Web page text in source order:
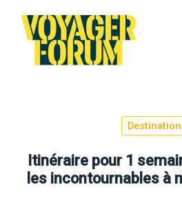
contenu
Destination
Itinéraire pour 1
les incontournables à